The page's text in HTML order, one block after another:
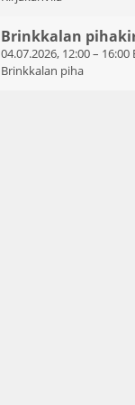
Brinkkalan
04.07.2026, 12:00– 16:00
Brinkkalan piha